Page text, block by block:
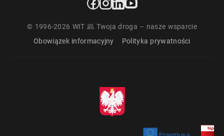
© 1996-2026 WIT
Twoja droga – nasze wsparcie
Obowiązek informacyjny
Polityka prywatności